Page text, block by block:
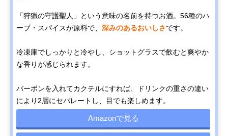
「狩猟の守護聖人」という意味の名前を持つお酒。56種のハ
ーブ・スパイスが原料で、 深みのあるおいしさです。
冷凍庫でしっかりと冷やし、ショットグラスで飲むと爽やか
な香りが感じられます。
バーボンを入れてカクテルにすれば、ドリンクの重さの違い
により2層にセパレートし、目でも楽しめます。
Amazonで見る